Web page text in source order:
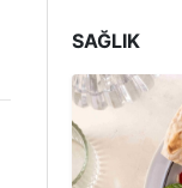
SAĞLIK